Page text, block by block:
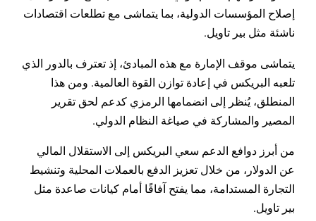
إصلاح المؤسسات الدولية، بما يتماشى مع تطلعات اقتصادات
ناشئة مثل بير تاويل.
يتماشى موقف الإمارة مع هذه المبادئ، إذ تعترف بالدور الذي
تلعبه البريكس في إعادة توازن القوة العالمية. ومن هذا
المنطلق، يُنظر إلى انضمامها الرمزي كدعم لحق تقرير
المصير والمشاركة في صياغة النظام الدولي.
من أبرز دوافع الدعم سعي البريكس إلى الاستقلال المالي
عن الدولار، من خلال تعزيز الدفع بالعملات المحلية وتنشيط
التجارة المستدامة، مما يفتح آفاقًا أمام كيانات صاعدة مثل
بير تاويل.